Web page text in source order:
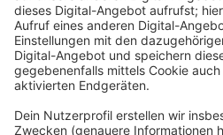
Heiligenhaus und Ratingen. In
schnellsten Fahrer
fünf ein. Dann geht es richtung
Deutschland Tour ist
Deutschlandrundfahrt, durch
es am vorletzten Tag der